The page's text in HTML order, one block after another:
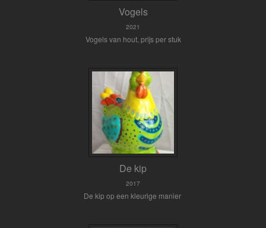
Vogels
2021
Vogels van hout, prijs per stuk
De kip
2017
De kip op een kleurige manier